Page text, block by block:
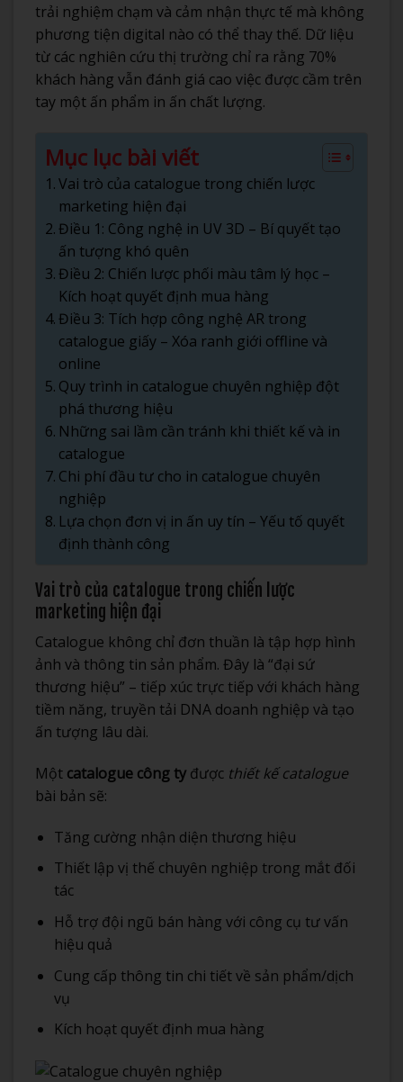
trải nghiệm chạm và cảm nhận thực tế mà không
phương tiện digital nào có thể thay thế. Dữ liệu
từ các nghiên cứu thị trường chỉ ra rằng 70%
khách hàng vẫn đánh giá cao việc được cầm trên
tay một ấn phẩm in ấn chất lượng.
Mục lục bài viết
Vai trò của catalogue trong chiến lược
marketing hiện đại
Điều 1: Công nghệ in UV 3D – Bí quyết tạo
ấn tượng khó quên
Điều 2: Chiến lược phối màu tâm lý học –
Kích hoạt quyết định mua hàng
Điều 3: Tích hợp công nghệ AR trong
catalogue giấy – Xóa ranh giới offline và
online
Quy trình in catalogue chuyên nghiệp đột
phá thương hiệu
Những sai lầm cần tránh khi thiết kế và in
catalogue
Chi phí đầu tư cho in catalogue chuyên
nghiệp
Lựa chọn đơn vị in ấn uy tín – Yếu tố quyết
định thành công
Vai trò của catalogue trong chiến lược
marketing hiện đại
Catalogue không chỉ đơn thuần là tập hợp hình
ảnh và thông tin sản phẩm. Đây là “đại sứ
thương hiệu” – tiếp xúc trực tiếp với khách hàng
tiềm năng, truyền tải DNA doanh nghiệp và tạo
ấn tượng lâu dài.
Một catalogue công ty được thiết kế catalogue
bài bản sẽ:
Tăng cường nhận diện thương hiệu
Thiết lập vị thế chuyên nghiệp trong mắt đối
tác
Hỗ trợ đội ngũ bán hàng với công cụ tư vấn
hiệu quả
Cung cấp thông tin chi tiết về sản phẩm/dịch
vụ
Kích hoạt quyết định mua hàng